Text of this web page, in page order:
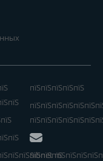
пїЅпїЅпїЅпїЅпїЅ
Sibnet